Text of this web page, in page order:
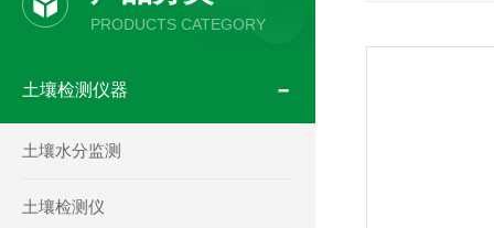
PRODUCTS CATEGORY
土壤检测仪器
土壤水分监测
土壤检测仪